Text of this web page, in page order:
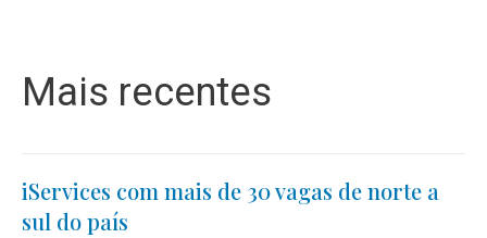
Mais recentes
iServices com mais de 30 vagas de norte a
sul do país